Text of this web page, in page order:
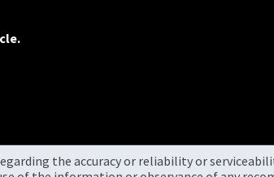
the accuracy or reliability or